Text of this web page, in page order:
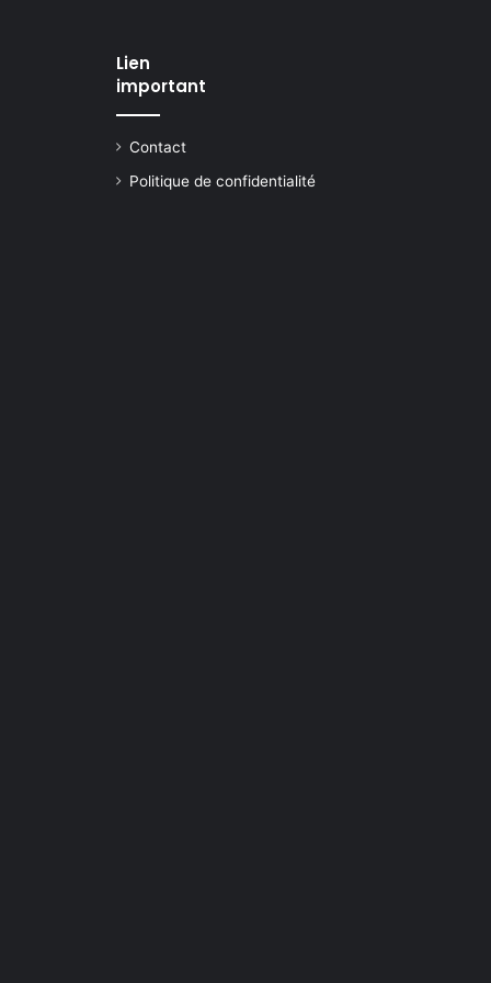
Lien
important
Contact
Politique de confidentialité